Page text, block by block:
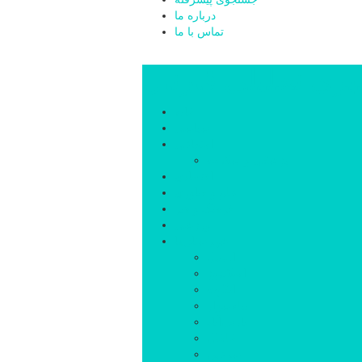
درباره ما
تماس با ما